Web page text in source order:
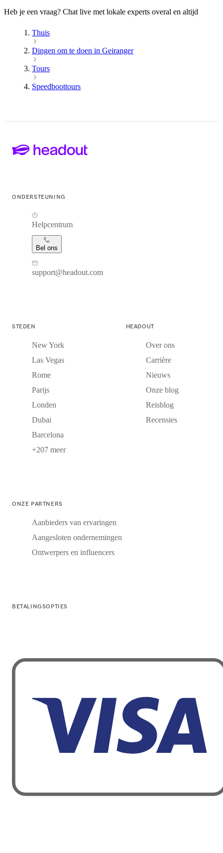
Heb je een vraag? Chat live met lokale experts overal en altijd
Thuis
Dingen om te doen in Geiranger
Tours
Speedboottours
ONDERSTEUNING
Helpcentrum
Bel ons
support@headout.com
STEDEN
New York
Las Vegas
Rome
Parijs
Londen
Dubai
Barcelona
+207 meer
HEADOUT
Over ons
Carrière
Nieuws
Onze blog
Reisblog
Recensies
ONZE PARTNERS
Aanbieders van ervaringen
Aangesloten ondernemingen
Ontwerpers en influencers
BETALINGSOPTIES